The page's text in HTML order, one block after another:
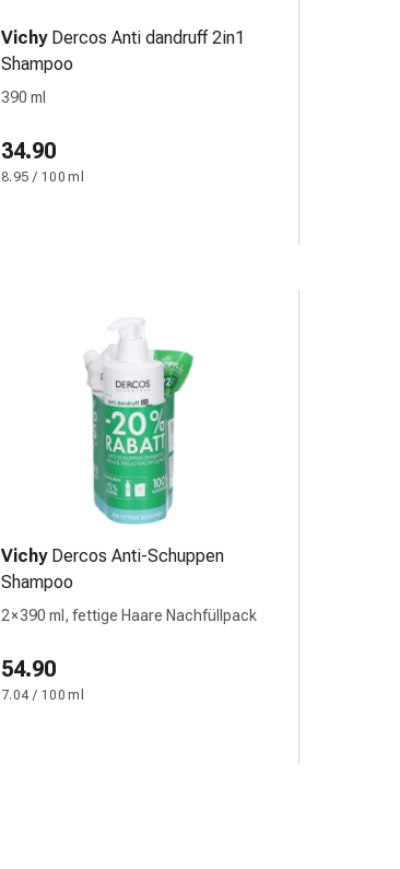
Vichy Dercos Anti dandruff 2in1
Shampoo
390 ml
34.90
8.95 / 100 ml
Vichy Dercos Anti-Schuppen
Shampoo
2 × 390 ml, fettige Haare Nachfüllpack
54.90
7.04 / 100 ml